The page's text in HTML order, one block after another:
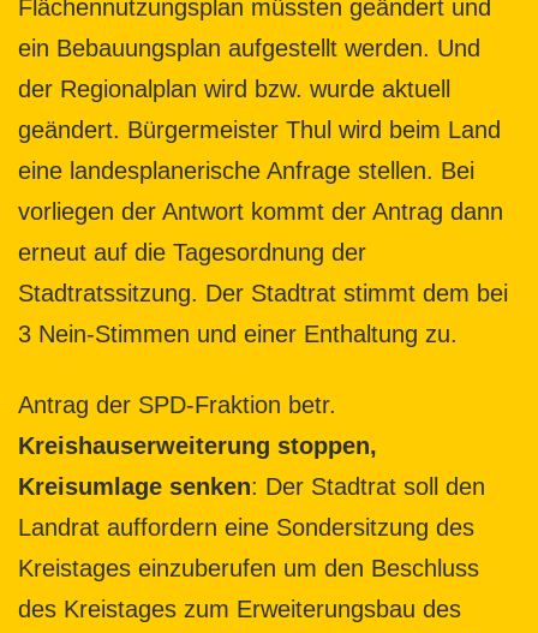
Flächennutzungsplan müssten geändert und
ein Bebauungsplan aufgestellt werden. Und
der Regionalplan wird bzw. wurde aktuell
geändert. Bürgermeister Thul wird beim Land
eine landesplanerische Anfrage stellen. Bei
vorliegen der Antwort kommt der Antrag dann
erneut auf die Tagesordnung der
Stadtratssitzung. Der Stadtrat stimmt dem bei
3 Nein-Stimmen und einer Enthaltung zu.
Antrag der SPD-Fraktion betr.
Kreishauserweiterung stoppen,
Kreisumlage senken: Der Stadtrat soll den
Landrat auffordern eine Sondersitzung des
Kreistages einzuberufen um den Beschluss
des Kreistages zum Erweiterungsbau des